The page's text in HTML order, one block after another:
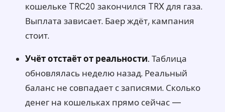
кошельке TRC20 закончился TRX для газа.
Выплата зависает. Баер ждёт, кампания
стоит.
Учёт отстаёт от реальности. Таблица
обновлялась неделю назад. Реальный
баланс не совпадает с записями. Сколько
денег на кошельках прямо сейчас —